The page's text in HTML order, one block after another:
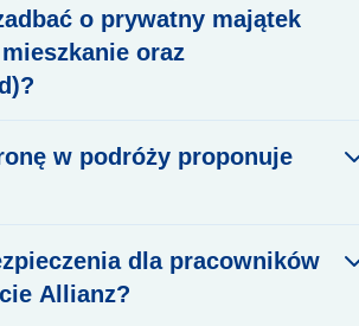
o prywatny majątek
oraz
w podróży proponuje
dla pracowników
Allianz?